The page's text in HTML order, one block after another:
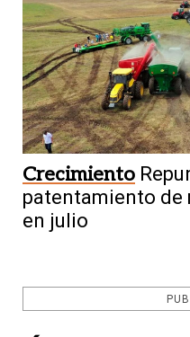
Crecimiento
patentamiento de
en julio